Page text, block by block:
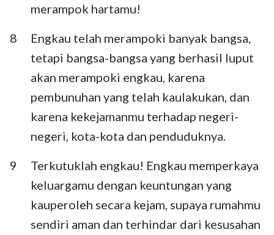
merampok hartamu!
8
Engkau telah merampoki banyak bangsa,
tetapi bangsa-bangsa yang berhasil luput
akan merampoki engkau, karena
pembunuhan yang telah kaulakukan, dan
karena kekejamanmu terhadap negeri-
negeri, kota-kota dan penduduknya.
9
Terkutuklah engkau! Engkau memperkaya
keluargamu dengan keuntungan yang
kauperoleh secara kejam, supaya rumahmu
sendiri aman dan terhindar dari kesusahan